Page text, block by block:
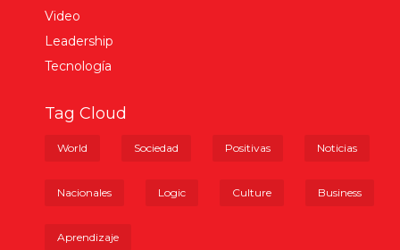
Video
Leadership
Tecnología
Tag Cloud
World Sociedad Positivas Noticias
Nacionales Logic Culture Business
Aprendizaje